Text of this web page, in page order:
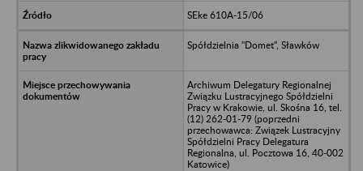
SEke 610A-15/06
Spółdzielnia "Domet", Sławków
Archiwum Delegatury Regionalnej
Związku Lustracyjnego Spółdzielni
Pracy w Krakowie, ul. Skośna 16, tel.
(12) 262-01-79 (poprzedni
przechowawca: Związek Lustracyjny
Spółdzielni Pracy Delegatura
Regionalna, ul. Pocztowa 16, 40-002
Katowice)